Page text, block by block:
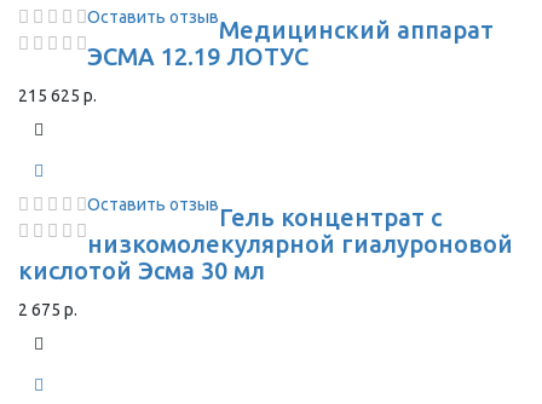
Оставить отзывМедицинский аппарат
ЭСМА 12.19 ЛОТУС
215 625 р.
Оставить отзывГель концентрат с
низкомолекулярной гиалуроновой
кислотой Эсма 30 мл
2 675 р.